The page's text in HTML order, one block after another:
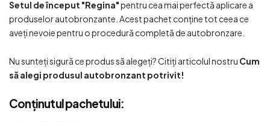
Setul de început "Regina"pentru cea mai perfectă aplicare a
produselor autobronzante. Acest pachet conține tot ceea ce
aveți nevoie pentru o procedură completă de autobronzare.
Nu sunteți sigură ce produs să alegeți? Citiți articolul nostru Cum
să alegi produsul autobronzant potrivit!
Conținutul pachetului: